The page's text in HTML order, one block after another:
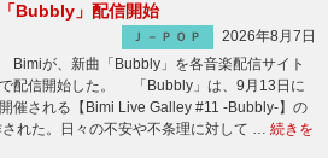
「Bubbly」配信開始
Ｊ－ＰＯＰ
2026年8月7日
Bimiが、新曲「Bubbly」を各音楽配信サイト
で配信開始した。 「Bubbly」は、9月13日に
開催される【Bimi Live Galley #11 -Bubbly-】の
れた。日々の不安や不条理に対して … 続きを